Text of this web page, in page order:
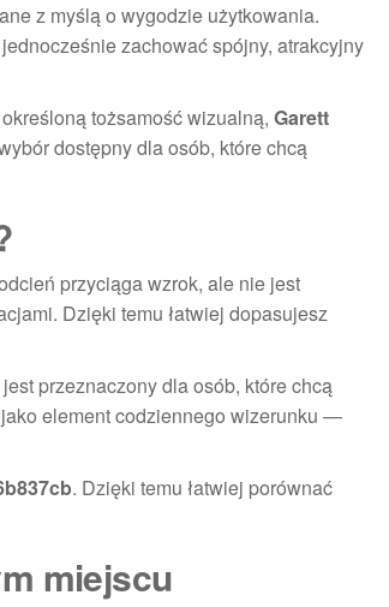
z myślą o wygodzie użytkowania.
zachować spójny, atrakcyjny
tożsamość wizualną, Garett
dostępny dla osób, które chcą
przyciąga wzrok, ale nie jest
Dzięki temu łatwiej dopasujesz
przeznaczony dla osób, które chcą
element codziennego wizerunku —
. Dzięki temu łatwiej porównać
miejscu